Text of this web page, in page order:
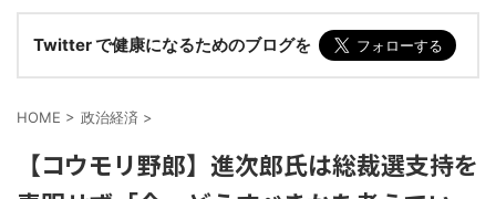
Twitter で健康になるためのブログを
HOME > 政治経済 >
【コウモリ野郎】進次郎氏は総裁選支持を